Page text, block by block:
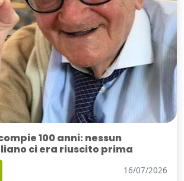
100 anni: nessun
ci era riuscito prima
16/07/2026